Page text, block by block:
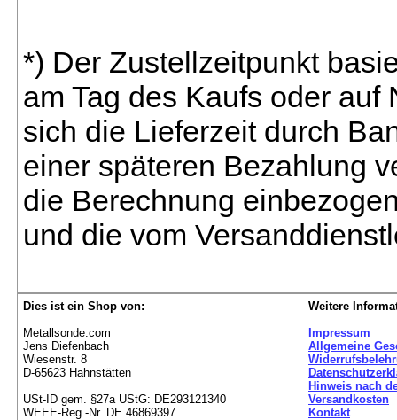
*) Der Zustellzeitpunkt
am Tag des Kaufs oder
sich die Lieferzeit durch
einer späteren Bezahlung
die Berechnung
und die vom
Dies ist ein Shop von:
Metallsonde.com
Jens Diefenbach
Wiesenstr. 8
D-65623 Hahnstätten
USt-ID gem. §27a UStG: DE293121340
WEEE-Reg.-Nr. DE 46869397
Weitere
Impressum
Allgemeine
Hinweis nach
Versandkosten
Kontakt